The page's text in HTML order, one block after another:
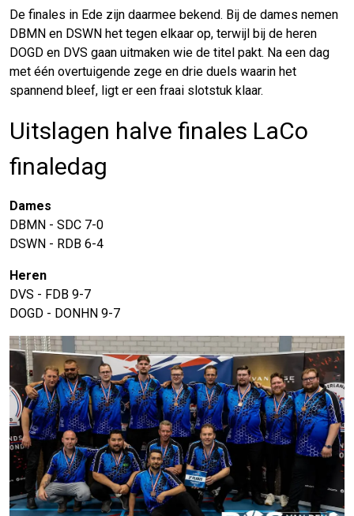
De finales in Ede zijn daarmee bekend. Bij de dames nemen
DBMN en DSWN het tegen elkaar op, terwijl bij de heren
DOGD en DVS gaan uitmaken wie de titel pakt. Na een dag
met één overtuigende zege en drie duels waarin het
spannend bleef, ligt er een fraai slotstuk klaar.
Uitslagen halve finales LaCo
finaledag
Dames
DBMN - SDC 7-0
DSWN - RDB 6-4
Heren
DVS - FDB 9-7
DOGD - DONHN 9-7